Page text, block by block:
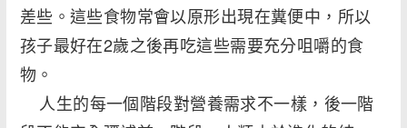
差些。這些食物常會以原形出現在糞便中，所以
孩子最好在2歲之後再吃這些需要充分咀嚼的食
物。
人生的每一個階段對營養需求不一樣，後一階